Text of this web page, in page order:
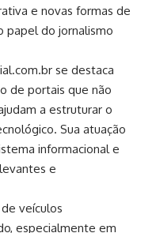
e novas formas de
papel do jornalismo
se destaca
de portais que não
a estruturar o
Sua atuação
informacional e
e
veículos
especialmente em